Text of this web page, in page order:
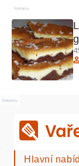
Reklama
Reklama
Hlavní